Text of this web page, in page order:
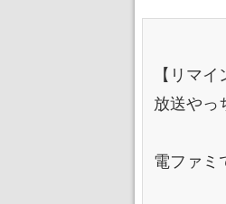
【リマ
放送やっ
電ファミ